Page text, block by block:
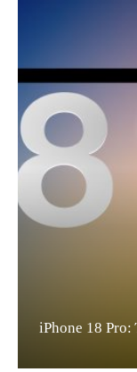
iPhone 18 Pro: